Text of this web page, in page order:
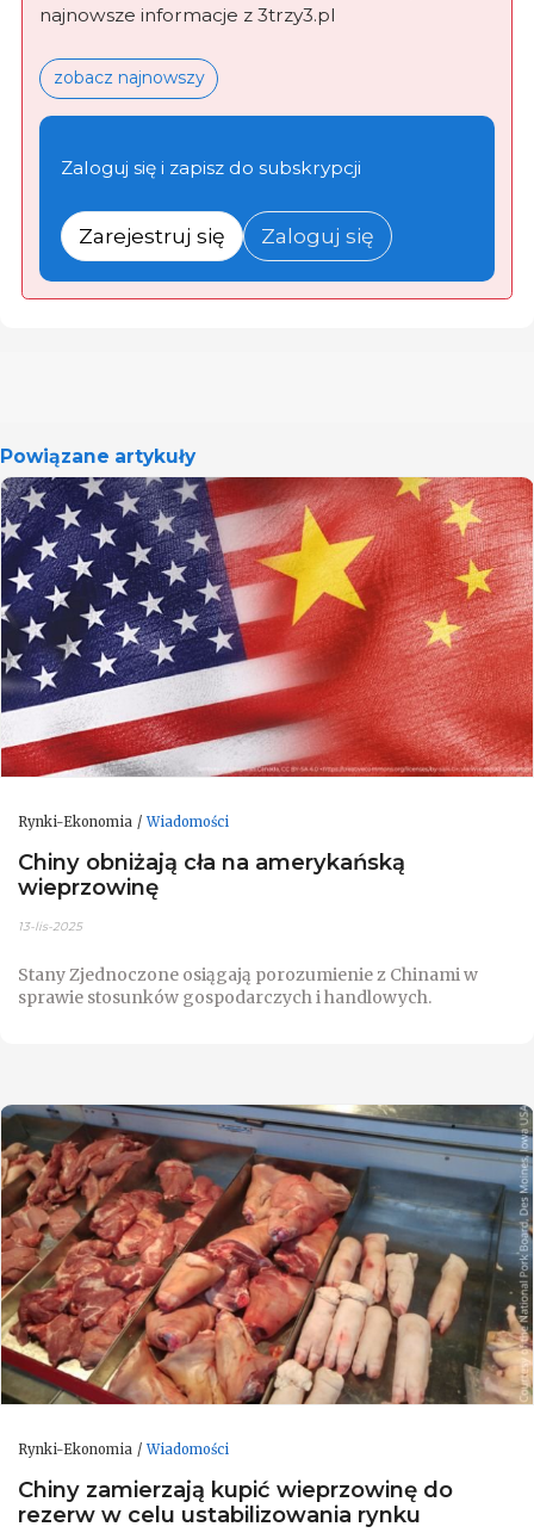
najnowsze informacje z 3trzy3.pl
zobacz najnowszy
Zaloguj się i zapisz do subskrypcji
Zarejestruj się Zaloguj się
Powiązane artykuły
Rynki-Ekonomia Wiadomości
Chiny obniżają cła na amerykańską
wieprzowinę
13-lis-2025
Stany Zjednoczone osiągają porozumienie z Chinami w
sprawie stosunków gospodarczych i handlowych.
Rynki-Ekonomia Wiadomości
Chiny zamierzają kupić wieprzowinę do
rezerw w celu ustabilizowania rynku